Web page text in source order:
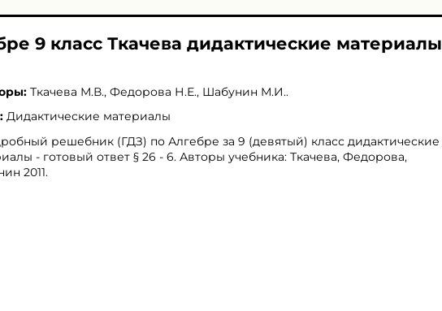
9 класс Ткачева дидактические материалы
Ткачева М.В., Федорова Н.Е., Шабунин М.И..
Дидактические материалы
решебник (ГДЗ) по Алгебре за 9 (девятый) класс дидактические
- готовый ответ § 26 - 6. Авторы учебника: Ткачева, Федорова,
2011.